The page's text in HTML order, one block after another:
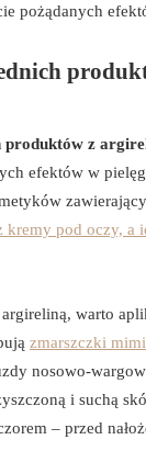
pożądanych
produktów z
efektów w
kremy pod oczy, a
warto
zmarszczki
nosowo-
i suchą
– przed